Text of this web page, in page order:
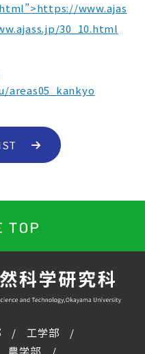
www.ajas
30_10.html
areas05_kankyo
工学部
農学部